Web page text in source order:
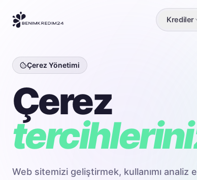
Krediler
Çerez Yönetimi
Çerez
Web sitemizi geliştirmek, kullanımı analiz